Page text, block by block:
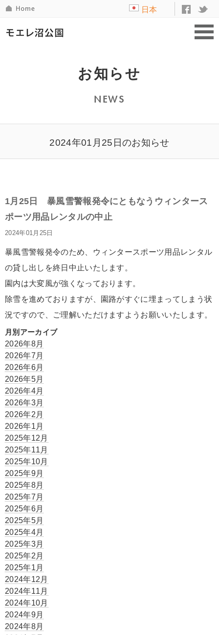
日本
お知らせ
NEWS
2024年01月25日のお知らせ
1月25日 暴風雪警報発令にともなうウィンタース
ポーツ用品レンタルの中止
2024年01月25日
暴風雪警報発令のため、ウィンタースポーツ用品レンタル
の貸し出しを終日中止いたします。
園内は大変風が強くなっております。
除雪を進めておりますが、園路がすぐに埋まってしまう状
況ですので、ご理解いただけますようお願いいたします。
月別アーカイブ
2026年8月
2026年7月
2026年6月
2026年5月
2026年4月
2026年3月
2026年2月
2026年1月
2025年12月
2025年11月
2025年10月
2025年9月
2025年8月
2025年7月
2025年6月
2025年5月
2025年4月
2025年3月
2025年2月
2025年1月
2024年12月
2024年11月
2024年10月
2024年9月
2024年8月